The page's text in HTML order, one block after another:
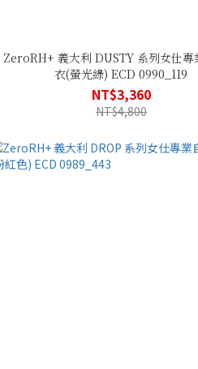
ZeroRH+ 義大利 DUSTY 系列女仕專
衣(螢光綠) ECD 0990_119
NT$3,360
NT$4,800